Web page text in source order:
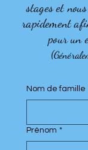
stages et
rapidement
pour un
(
Nom de famille
Prénom *